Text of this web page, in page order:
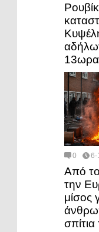
13ωρα
0 6-
Από
την
μίσος
σπίτια